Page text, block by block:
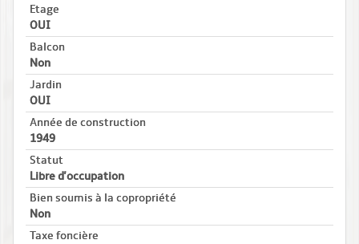
Etage
OUI
Balcon
Non
Jardin
OUI
Année de construction
1949
Statut
Libre d'occupation
Bien soumis à la copropriété
Non
Taxe foncière